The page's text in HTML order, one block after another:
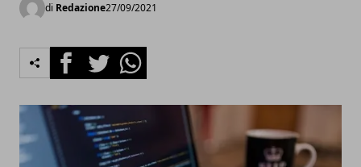
di Redazione27/09/2021
FacebookTwitterWhatsapp